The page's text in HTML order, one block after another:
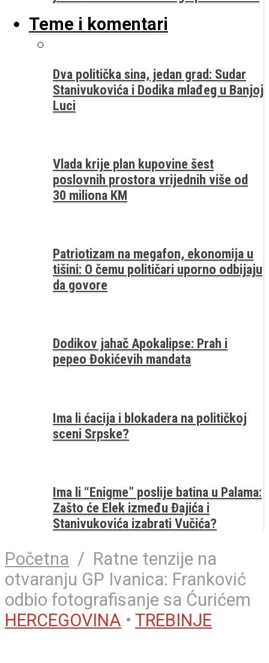
Teme i komentari
Dva politička sina, jedan grad: Sudar
Stanivukovića i Dodika mlađeg u Banjoj
Luci
Vlada krije plan kupovine šest
poslovnih prostora vrijednih više od
30 miliona KM
Patriotizam na megafon, ekonomija u
tišini: O čemu političari uporno odbijaju
da govore
Dodikov jahač Apokalipse: Prah i
pepeo Đokićevih mandata
Ima li ćacija i blokadera na političkoj
sceni Srpske?
Ima li “Enigme” poslije batina u Palama:
Zašto će Elek između Đajića i
Stanivukovića izabrati Vučića?
Početna / Ratne tenzije na
otvaranju GP Ivanica: Franković
odbio fotografisanje sa Ćurićem
HERCEGOVINA • TREBINJE